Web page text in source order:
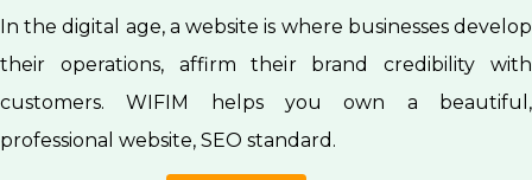
In the digital age, a website is where businesses develop
their operations, affirm their brand credibility with
customers. WIFIM helps you own a beautiful,
professional website, SEO standard.